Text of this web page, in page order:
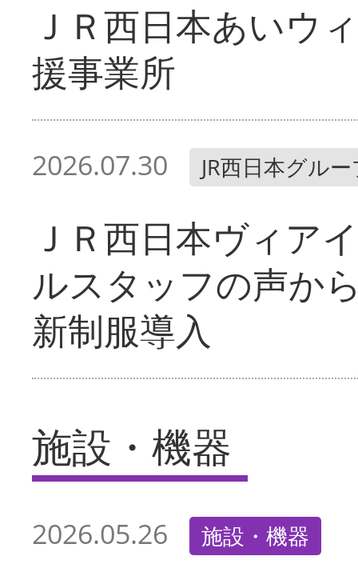
ＪＲ西日本あいウ
援事業所
2026.07.30 JR西日本グル
ＪＲ西日本ヴィア
ルスタッフの声か
新制服導入
施設・機器
2026.05.26 施設・機器